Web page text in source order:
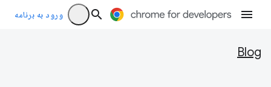
ورود به برنامه
Blog